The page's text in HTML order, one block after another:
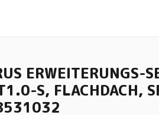
ERWEITERUNGS-
S, FLACHDACH,